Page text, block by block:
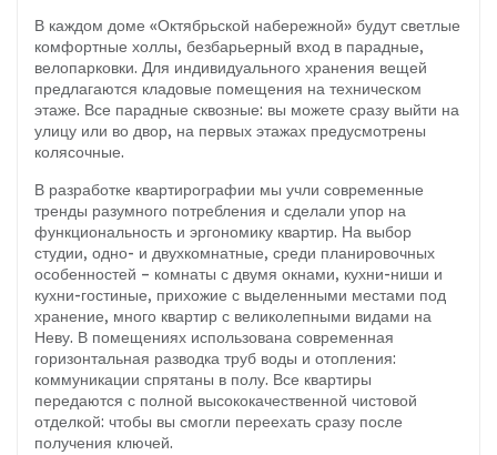
В каждом доме «Октябрьской набережной» будут светлые
комфортные холлы, безбарьерный вход в парадные,
велопарковки. Для индивидуального хранения вещей
предлагаются кладовые помещения на техническом
этаже. Все парадные сквозные: вы можете сразу выйти на
улицу или во двор, на первых этажах предусмотрены
колясочные.
В разработке квартирографии мы учли современные
тренды разумного потребления и сделали упор на
функциональность и эргономику квартир. На выбор
студии, одно- и двухкомнатные, среди планировочных
особенностей – комнаты с двумя окнами, кухни-ниши и
кухни-гостиные, прихожие с выделенными местами под
хранение, много квартир с великолепными видами на
Неву. В помещениях использована современная
горизонтальная разводка труб воды и отопления:
коммуникации спрятаны в полу. Все квартиры
передаются с полной высококачественной чистовой
отделкой: чтобы вы смогли переехать сразу после
получения ключей.